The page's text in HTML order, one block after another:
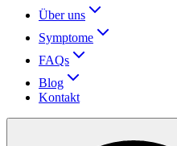
Über uns
Symptome
FAQs
Blog
Kontakt